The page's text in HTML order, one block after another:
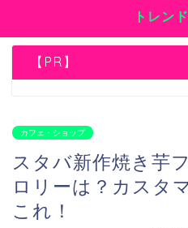
トレン
【PR】
カフェ・ショップ
スタバ新作焼き芋
ロリーは？カスタ
これ！